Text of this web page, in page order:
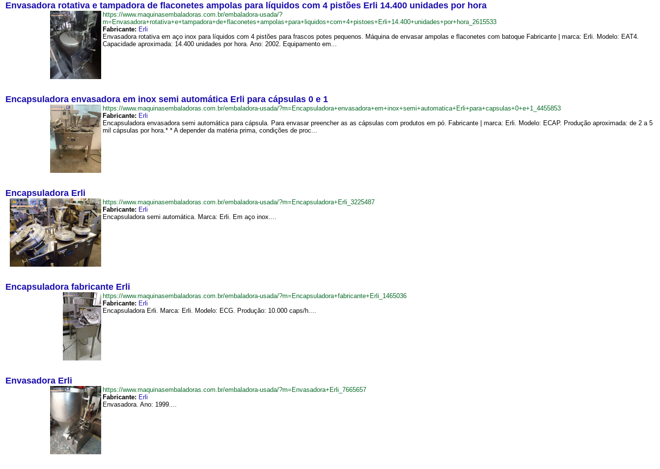
Envasadora rotativa e tampadora de flaconetes ampolas para líquidos com 4 pistões Erli 14.400 unidades por hora
https://www.maquinasembaladoras.com.br/embaladora-usada/?
m=Envasadora+rotativa+e+tampadora+de+flaconetes+ampolas+para+liquidos+com+4+pistoes+Erli+14.400+unidades+por+hora_2615533
Fabricante: Erli
Envasadora rotativa em aço inox para líquidos com 4 pistões para frascos potes pequenos. Máquina de envasar ampolas e flaconetes com batoque Fabricante | marca: Erli. Modelo: EAT4.
Capacidade aproximada: 14.400 unidades por hora. Ano: 2002. Equipamento em...
Encapsuladora envasadora em inox semi automática Erli para cápsulas 0 e 1
https://www.maquinasembaladoras.com.br/embaladora-usada/?m=Encapsuladora+envasadora+em+inox+semi+automatica+Erli+para+capsulas+0+e+1_4455853
Fabricante: Erli
Encapsuladora envasadora semi automática para cápsula. Para envasar preencher as as cápsulas com produtos em pó. Fabricante | marca: Erli. Modelo: ECAP. Produção aproximada: de 2 a 5
mil cápsulas por hora.* * A depender da matéria prima, condições de proc...
Encapsuladora Erli
https://www.maquinasembaladoras.com.br/embaladora-usada/?m=Encapsuladora+Erli_3225487
Fabricante: Erli
Encapsuladora semi automática. Marca: Erli. Em aço inox....
Encapsuladora fabricante Erli
https://www.maquinasembaladoras.com.br/embaladora-usada/?m=Encapsuladora+fabricante+Erli_1465036
Fabricante: Erli
Encapsuladora Erli. Marca: Erli. Modelo: ECG. Produção: 10.000 caps/h....
Envasadora Erli
https://www.maquinasembaladoras.com.br/embaladora-usada/?m=Envasadora+Erli_7665657
Fabricante: Erli
Envasadora. Ano: 1999....